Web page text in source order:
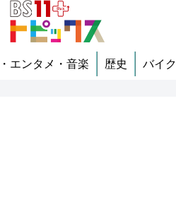
エンタメ・音楽 歴史 バイク